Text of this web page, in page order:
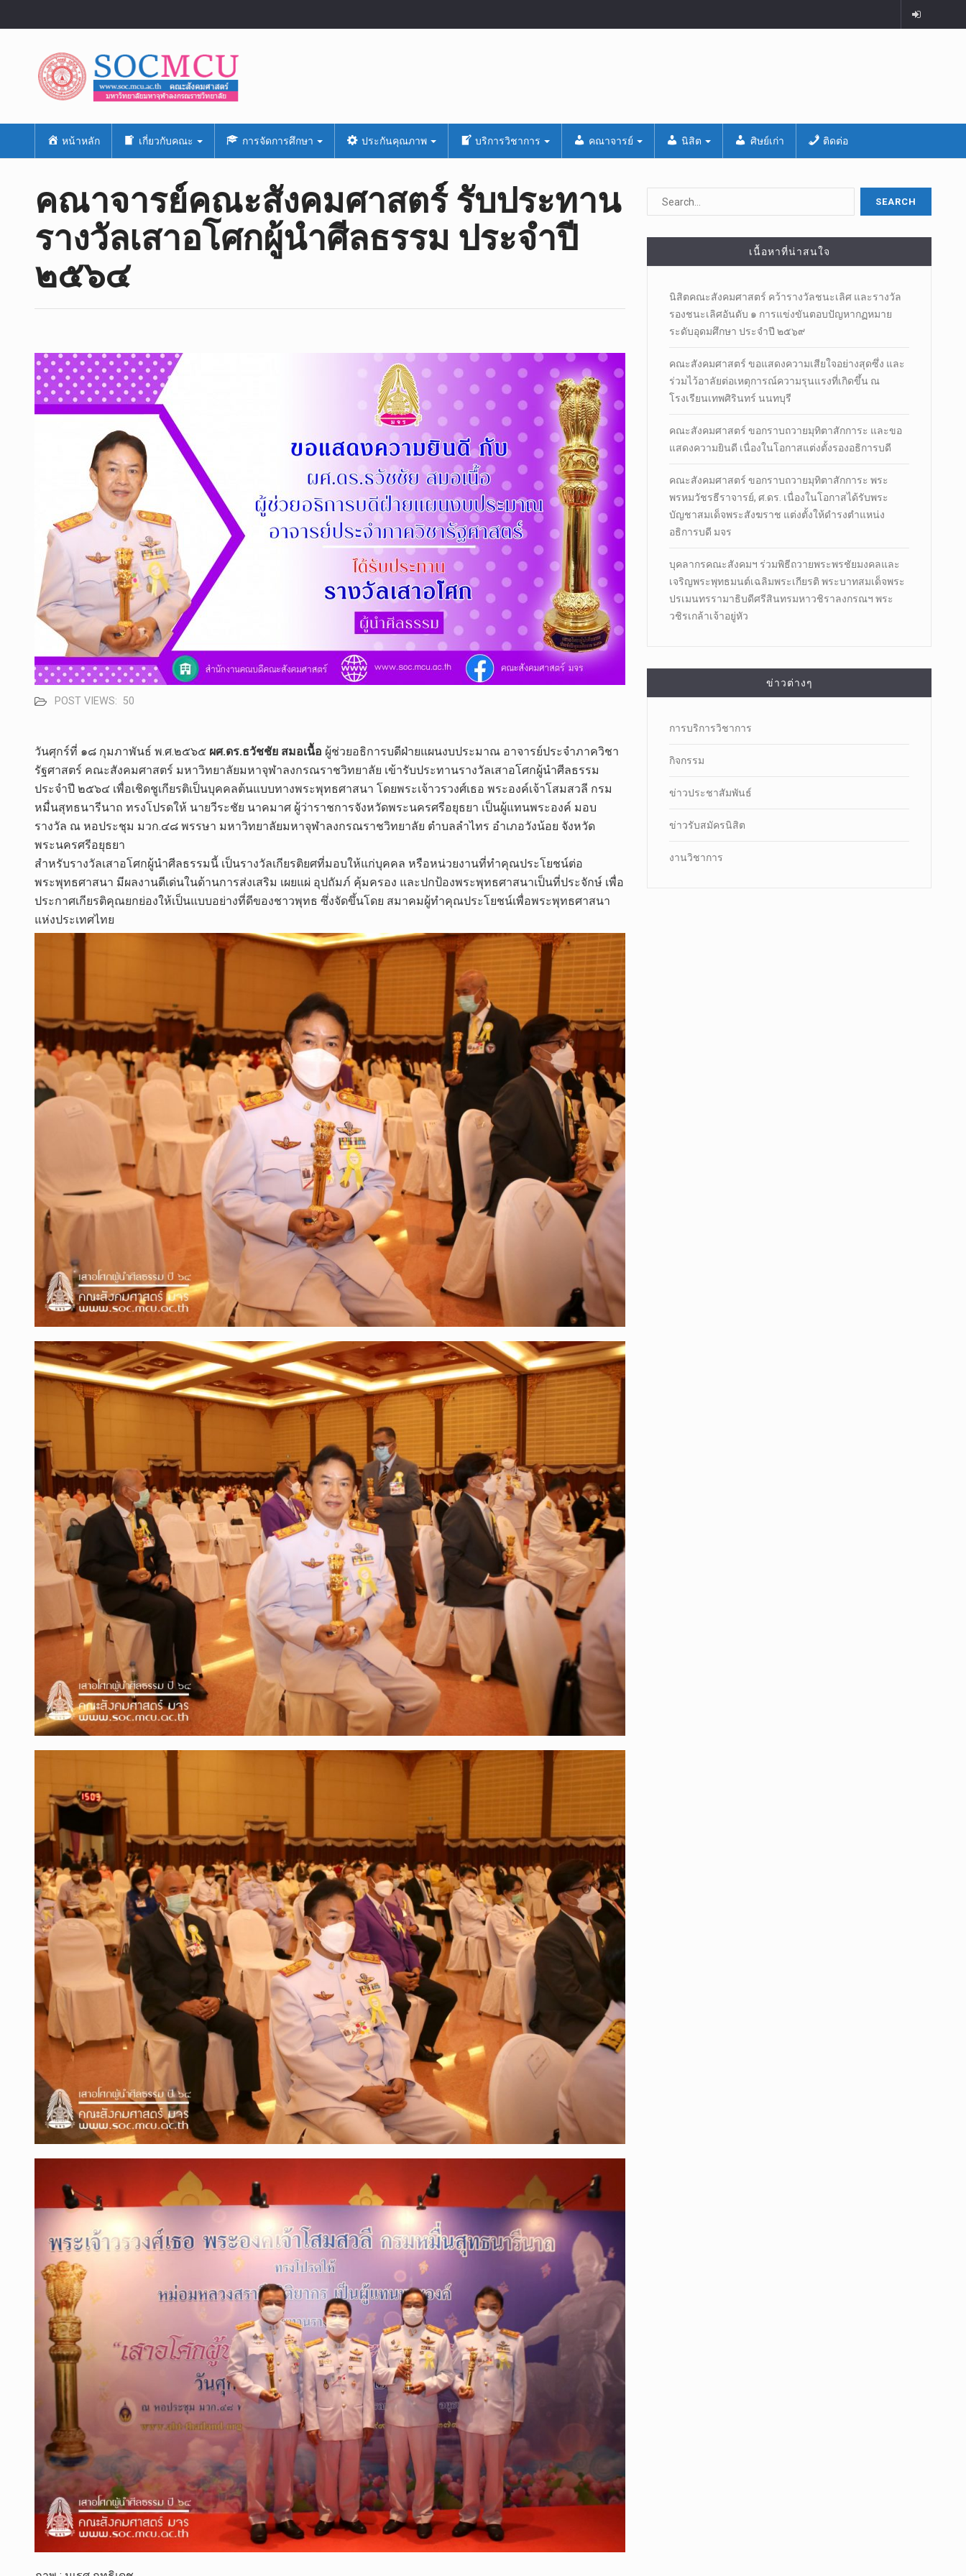
หน้าหลัก เกี่ยวกับคณะ การจัดการศึกษา ประกันคุณภาพ บริการวิชาการ คณาจารย์ นิสิต ศิษย์เก่า ติดต่อ
คณาจารย์​คณะสังคมศาสตร์ รับประทาน
รางวัลเสาอโศกผู้นำศีลธรรม ประจำปี
๒๕๖๔
POST VIEWS: 50
วันศุกร์ที่ ๑๘ กุมภาพันธ์ พ.ศ.๒๕๖๕ ผศ.ดร.ธวัชชัย สมอเนื้อ ผู้ช่วยอธิการบดีฝ่ายแผนงบประมาณ​ อาจารย์ประจำ​ภาควิชา
รัฐศาสตร์​ คณะสังคม​ศาสตร์​ มหา​วิทยาลัย​มหา​จุฬา​ลง​ก​รณ​ราช​วิทยาลัย​ เข้ารับประทานรางวัลเสาอโศกผู้นำศีลธรรม
ประจำปี ๒๕๖๔ เพื่อเชิดชูเกียรติเป็นบุคคลต้นแบบทางพระพุทธศาสนา โดยพระเจ้าวรวงศ์เธอ พระองค์เจ้าโสมสวลี กรม
หมื่นสุทธนารีนาถ ทรงโปรดให้ นายวีระชัย นาคมาศ ผู้ว่าราชการจังหวัดพระนครศรีอยุธยา เป็นผู้แทนพระองค์ มอบ
รางวัล ณ หอประชุม มวก.๔๘ พรรษา มหาวิทยาลัยมหาจุฬาลงกรณราชวิทยาลัย ตำบลลำไทร อำเภอวังน้อย จังหวัด
พระนครศรีอยุธยา
สำหรับรางวัลเสาอโศกผู้นำศีลธรรมนี้ เป็นรางวัลเกียรติยศที่มอบให้แก่บุคคล หรือหน่วยงานที่ทำคุณประโยชน์ต่อ
พระพุทธศาสนา มีผลงานดีเด่นในด้านการส่งเสริม เผยแผ่ อุปถัมภ์ คุ้มครอง และปกป้องพระพุทธศาสนาเป็นที่ประจักษ์ เพื่อ
ประกาศเกียรติคุณยกย่องให้เป็นแบบอย่างที่ดีของชาวพุทธ ซึ่งจัดขึ้นโดย สมาคมผู้ทำคุณประโยชน์เพื่อพระพุทธศาสนา
แห่งประเทศไทย
เนื้อหาที่น่าสนใจ
นิสิตคณะสังคมศาสตร์​ คว้ารางวัลชนะเลิศ และรางวัล
รองชนะเลิศอันดับ ๑ การแข่งขันตอบปัญหากฏหมาย
ระดับอุดมศึกษา ประจำปี ๒๕๖๙
คณะสังคมศาสตร์ ขอแสดงความเสียใจอย่างสุดซึ่ง และ
ร่วมไว้อาลัยต่อเหตุการณ์ความรุนแรงที่เกิดขึ้น ณ
โรงเรียนเทพศิรินทร์ นนทบุรี
คณะสังคมศาสตร์ ขอกราบถวายมุทิตาสักการะ และขอ
แสดงความยินดี เนื่องในโอกาสแต่งตั้งรองอธิการบดี
คณะสังคมศาสตร์ ขอกราบถวายมุทิตาสักการะ พระ
พรหมวัชรธีราจารย์, ศ.ดร. เนื่องในโอกาสได้รับพระ
บัญชาสมเด็จพระสังฆราช แต่งตั้งให้ดำรงตำแหน่ง
อธิการบดี มจร
บุคลากรคณะสังคมฯ ร่วมพิธีถวายพระพรชัยมงคลและ
เจริญพระพุทธมนต์เฉลิมพระเกียรติ พระบาทสมเด็จพระ
ปรเมนทรรามาธิบดีศรีสินทรมหาวชิราลงกรณฯ พระ
วชิรเกล้าเจ้าอยู่หัว
ข่าวต่างๆ
การบริการวิชาการ
กิจกรรม
ข่าวประชาสัมพันธ์
ข่าวรับสมัครนิสิต
งานวิชาการ